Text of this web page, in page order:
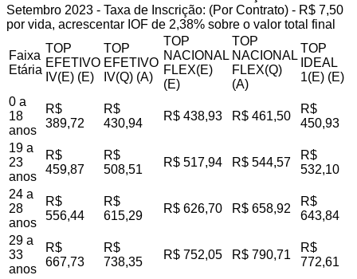
Setembro 2023 - Taxa de Inscrição: (Por Contrato) - R$ 7,50
por vida, acrescentar IOF de 2,38% sobre o valor total final
Faixa
Etária
TOP
EFETIVO
IV(E) (E)
TOP
EFETIVO
IV(Q) (A)
TOP
NACIONAL
FLEX(E)
(E)
TOP
NACIONAL
FLEX(Q)
(A)
TOP
IDEAL
1(E) (E)
0 a
18
anos
R$
389,72
R$
430,94
R$ 438,93 R$ 461,50
R$
450,93
19 a
23
anos
R$
459,87
R$
508,51
R$ 517,94 R$ 544,57
R$
532,10
24 a
28
anos
R$
556,44
R$
615,29
R$ 626,70 R$ 658,92
R$
643,84
29 a
33
anos
R$
667,73
R$
738,35
R$ 752,05 R$ 790,71
R$
772,61